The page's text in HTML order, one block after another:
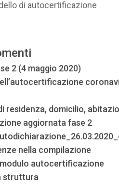
di autocertificazione
2 (4 maggio 2020)
residenza, domicilio,
aggiornata fase 2
nella compilazione
modulo autocertificazione
struttura